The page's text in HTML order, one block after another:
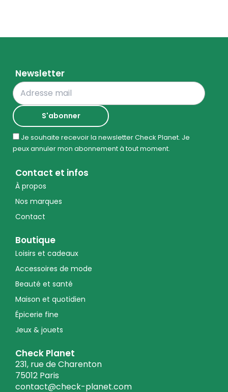
Check Planet
231, rue de Charenton
75012 Paris
contact@check-planet.com
Boutique
Loisirs et cadeaux
Accessoires de mode
Beauté et santé
Maison et quotidien
Épicerie fine
Jeux & jouets
Contact et infos
À propos
Nos marques
Contact
Newsletter
Je souhaite recevoir la newsletter Check Planet. Je
peux annuler mon abonnement à tout moment.